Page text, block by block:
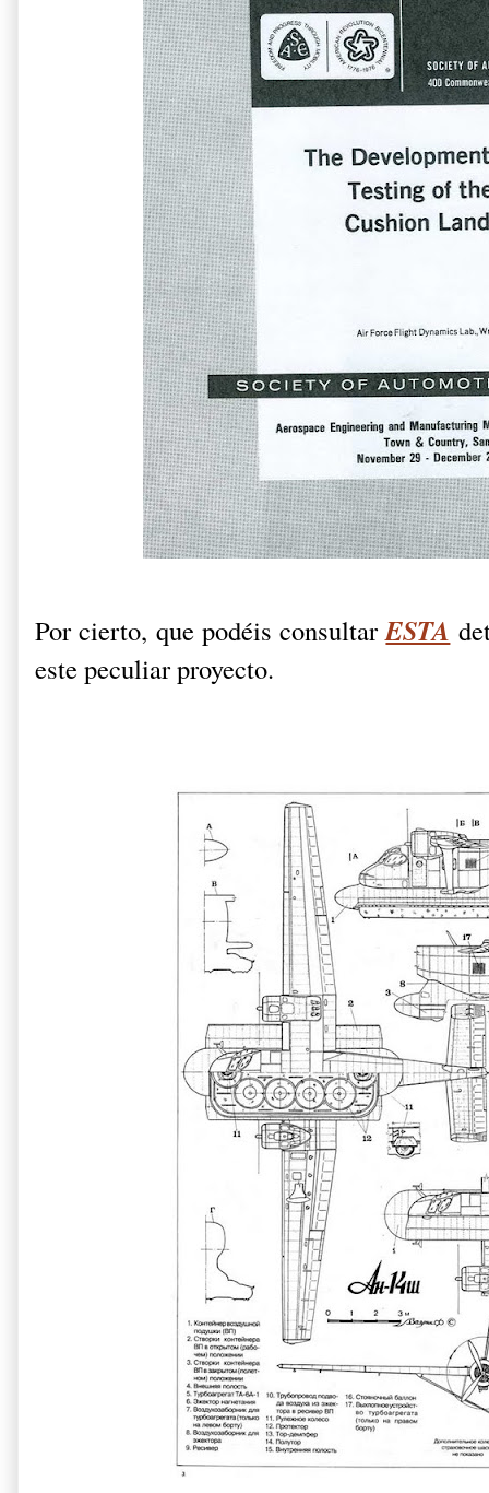
Por cierto, que podéis consultarESTA
este peculiar proyecto.